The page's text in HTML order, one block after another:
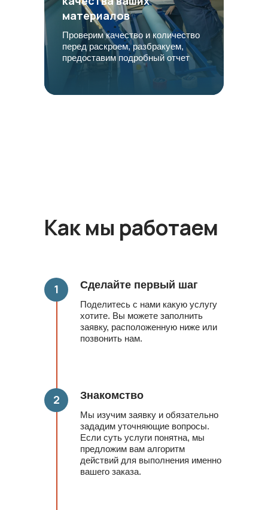
материалов
Проверим качество и количество
перед раскроем, разбракуем,
предоставим подробный отчет
Как мы работаем
Мы изучим заявку и обязательно
зададим уточняющие вопросы.
Если суть услуги понятна, мы
предложим вам алгоритм
действий для выполнения именно
вашего заказа.
Знакомство
2
1
Поделитесь с нами какую услугу
хотите. Вы можете заполнить
заявку, расположенную ниже или
позвонить нам.
Сделайте первый шаг